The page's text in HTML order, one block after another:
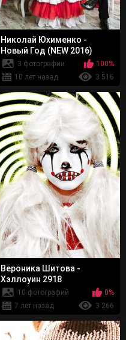
Николай Юхименко -
Новый Год (NEW 2016)
3 фотографии
100%
10 лет назад
3 516
Вероника Шитова -
Хэллоуин 2918
10 фотографий
0%
7 лет назад
3 266